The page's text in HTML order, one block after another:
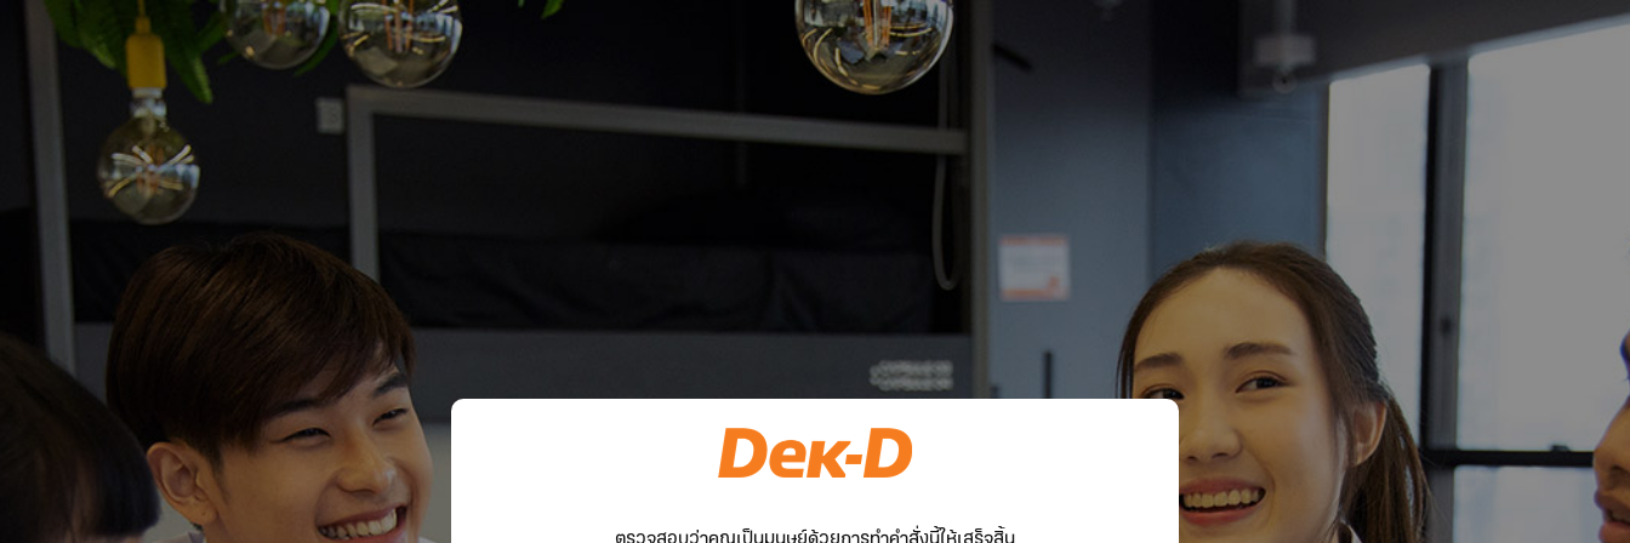
ตรวจสอบว่าคุณเป็นมนุษย์ด้วยการทำคำสั่งนี้ให้เสร็จสิ้น